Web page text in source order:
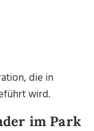
die in
wird.
im Park